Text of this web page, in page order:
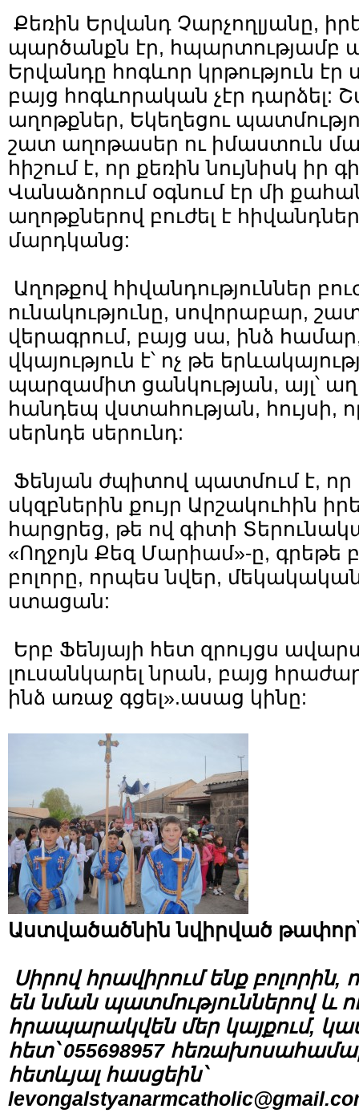
Քեռին Երվանդ Չարչողլյանը,
պարծանքն էր, հպարտությամբ
Երվանդը հոգևոր կրթություն էր
բայց հոգևորական չէր դարձել:
աղոթքներ, Եկեղեցու
շատ աղոթասեր ու իմաստուն
հիշում է, որ քեռին նույնիսկ իր
Վանաձորում օգնում էր մի
աղոթքներով բուժել է
մարդկանց:
Աղոթքով հիվանդություններ
ունակությունը, սովորաբար,
վերագրում, բայց սա, ինձ
վկայություն է՝ ոչ թե
պարզամիտ ցանկության, այլ՝
հանդեպ վստահության, հույսի,
սերնդե սերունդ:
Ֆենյան ժպիտով պատմում է, որ
սկզբներին քույր Արշակուհին
հարցրեց, թե ով գիտի
«Ողջոյն Քեզ Մարիամ»-ը, գրեթե
բոլորը, որպես նվեր,
ստացան:
Երբ Ֆենյայի հետ զրույցս
լուսանկարել նրան, բայց
ինձ առաջ գցել».ասաց կինը:
Աստվածածնին նվիրված
Սիրով հրավիրում ենք
են նման պատմություններով և
հրապարակվեն մեր կայքում,
հետ՝ 055698957
հետևյալ հասցեին՝